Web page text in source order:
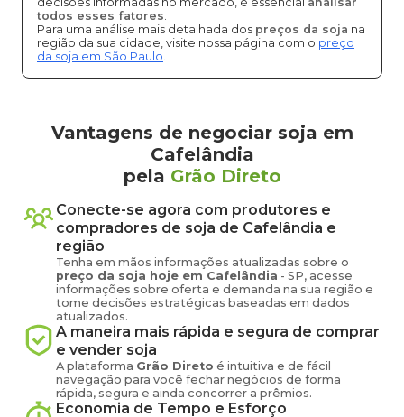
todos esses fatores.
Para uma análise mais detalhada dos preços da soja na
região da sua cidade, visite nossa página com o preço
da soja em São Paulo.
Vantagens de negociar soja em
Cafelândia
pela Grão Direto
Conecte-se agora com produtores e
compradores de soja de Cafelândia e
região
Tenha em mãos informações atualizadas sobre o
preço da soja hoje em Cafelândia - SP, acesse
informações sobre oferta e demanda na sua região e
tome decisões estratégicas baseadas em dados
atualizados.
A maneira mais rápida e segura de comprar
e vender soja
A plataforma Grão Direto é intuitiva e de fácil
navegação para você fechar negócios de forma
rápida, segura e ainda concorrer a prêmios.
Economia de Tempo e Esforço